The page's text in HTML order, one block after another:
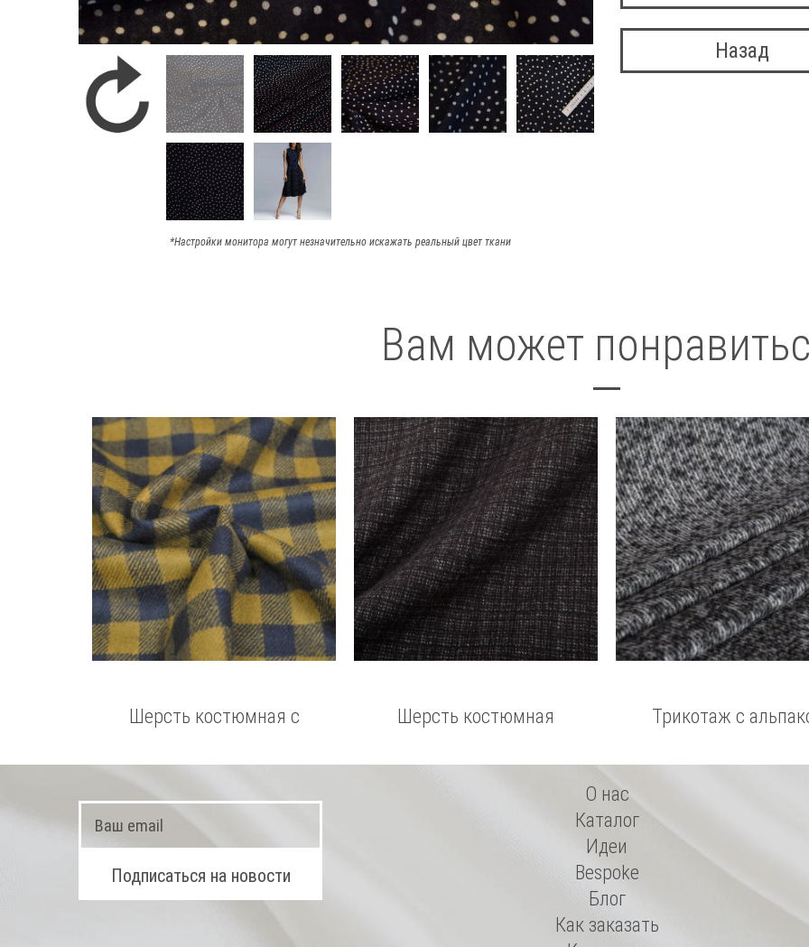
*Настройки монитора могут незначительно искажать реальный цвет ткани
Назад
Вам может
Шерсть костюмная с
Шерсть костюмная Трикотаж с
О нас
Каталог
Идеи
Bespoke
Блог
Как заказать